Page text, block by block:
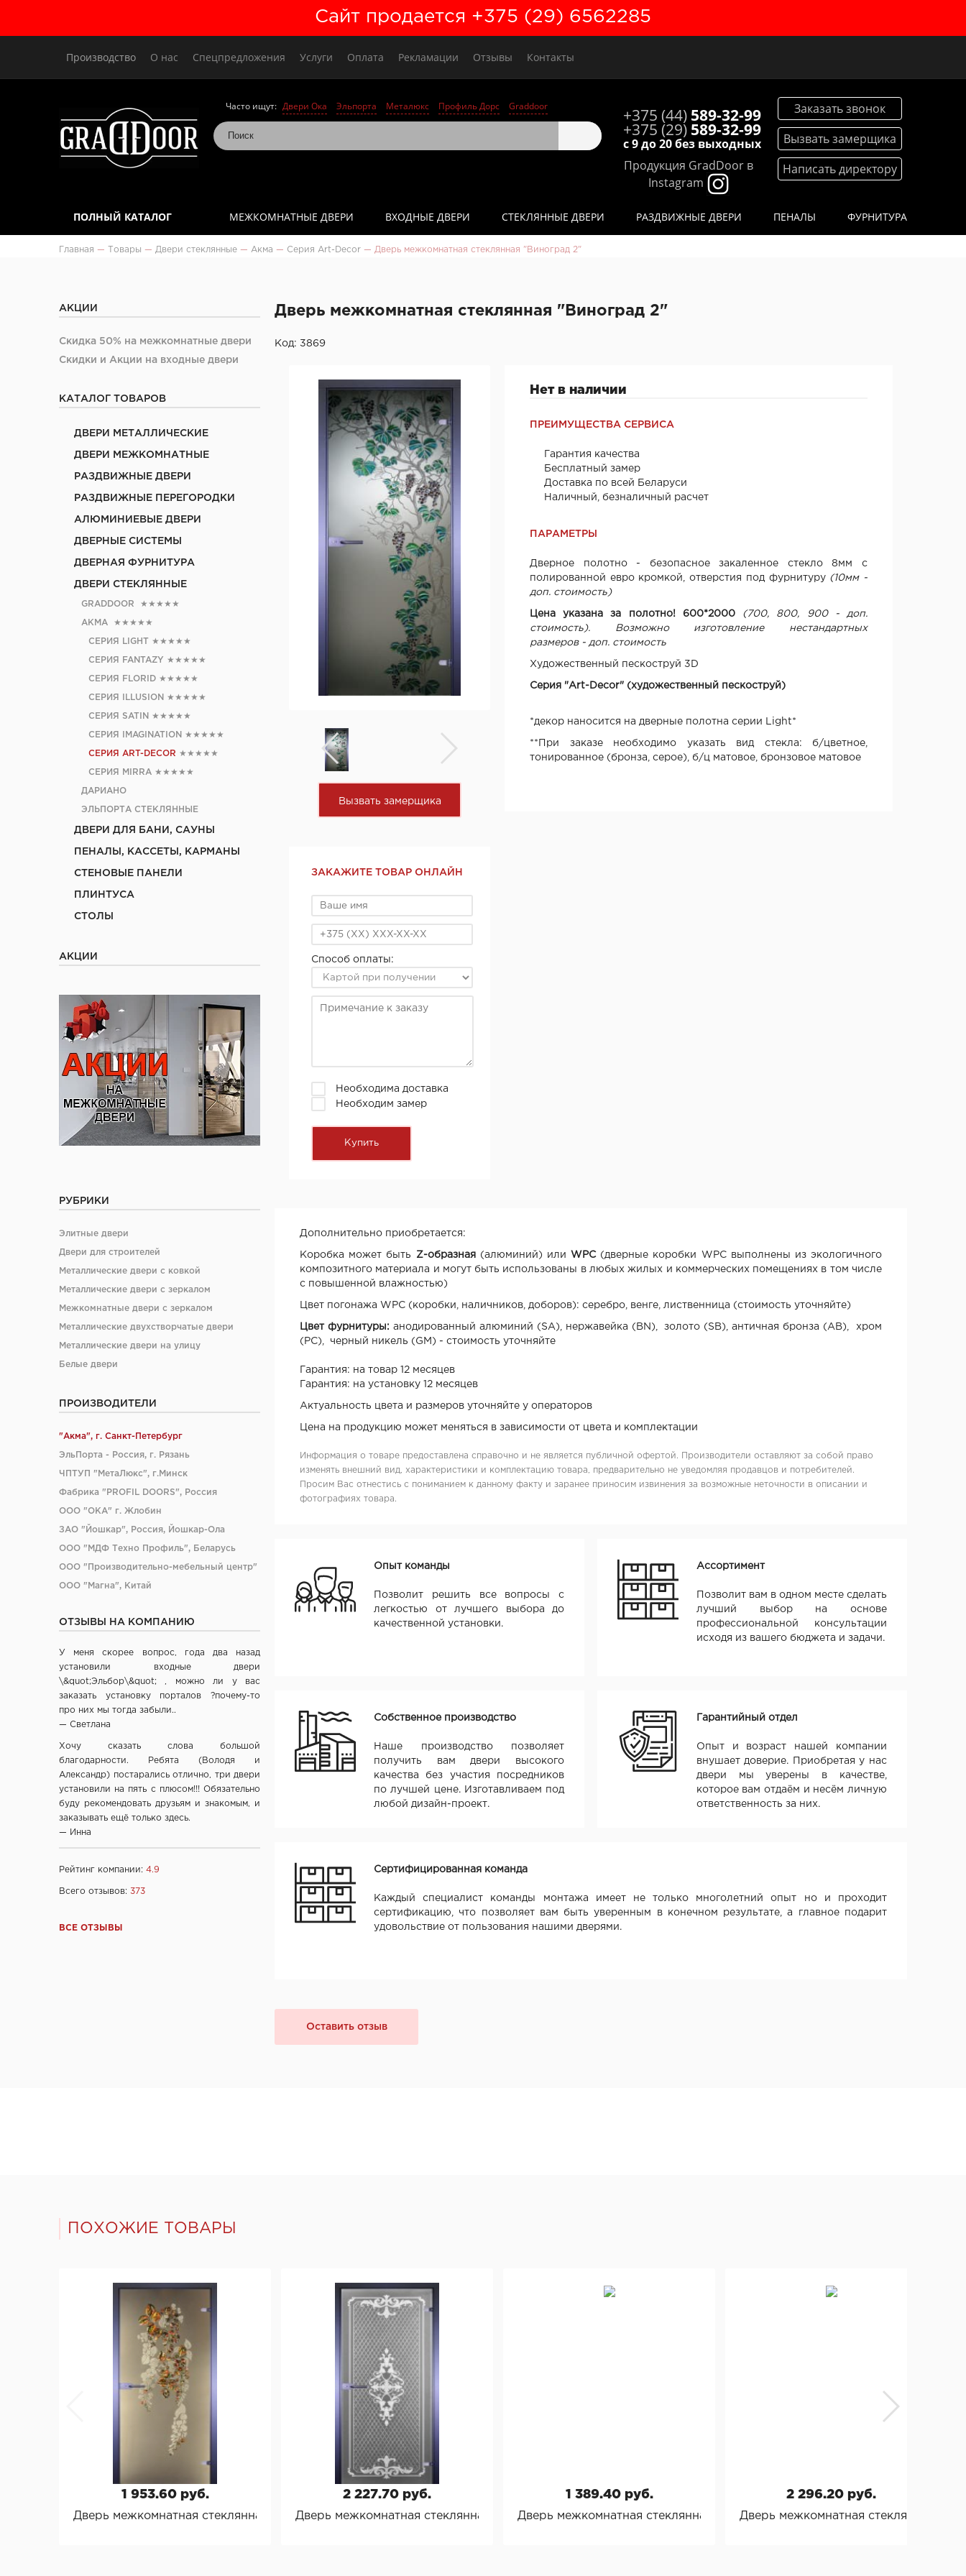
Сайт продается +375 (29) 6562285
Производство О нас Спецпредложения Услуги Оплата Рекламации Отзывы Контакты
Заказать звонок
Вызвать замерщика
Написать директору
+375 (44) 589-32-99
+375 (29) 589-32-99
с 9 до 20 без выходных
Продукция GradDoor в
Instagram
Часто ищут: Двери Ока Эльпорта Металюкс Профиль Дорс Graddoor
ПОЛНЫЙ КАТАЛОГ МЕЖКОМНАТНЫЕ ДВЕРИ ВХОДНЫЕ ДВЕРИ СТЕКЛЯННЫЕ ДВЕРИ РАЗДВИЖНЫЕ ДВЕРИ ПЕНАЛЫ ФУРНИТУРА
Главная — Товары — Двери стеклянные — Акма — Серия Art-Deсor — Дверь межкомнатная стеклянная "Виноград 2"
АКЦИИ
Скидка 50% на межкомнатные двери
Скидки и Акции на входные двери
КАТАЛОГ ТОВАРОВ
ДВЕРИ МЕТАЛЛИЧЕСКИЕ
ДВЕРИ МЕЖКОМНАТНЫЕ
РАЗДВИЖНЫЕ ДВЕРИ
РАЗДВИЖНЫЕ ПЕРЕГОРОДКИ
АЛЮМИНИЕВЫЕ ДВЕРИ
ДВЕРНЫЕ СИСТЕМЫ
ДВЕРНАЯ ФУРНИТУРА
ДВЕРИ СТЕКЛЯННЫЕ
GRADDOOR ★★★★★
АКМА ★★★★★
СЕРИЯ LIGHT ★★★★★
СЕРИЯ FANTAZY ★★★★★
СЕРИЯ FLORID ★★★★★
СЕРИЯ ILLUSION ★★★★★
СЕРИЯ SATIN ★★★★★
СЕРИЯ IMAGINATION ★★★★★
СЕРИЯ ART-DEСOR ★★★★★
СЕРИЯ MIRRA ★★★★★
ДАРИАНО
ЭЛЬПОРТА СТЕКЛЯННЫЕ
ДВЕРИ ДЛЯ БАНИ, САУНЫ
ПЕНАЛЫ, КАССЕТЫ, КАРМАНЫ
СТЕНОВЫЕ ПАНЕЛИ
ПЛИНТУСА
СТОЛЫ
АКЦИИ
РУБРИКИ
Элитные двери
Двери для строителей
Металлические двери с ковкой
Металлические двери с зеркалом
Межкомнатные двери с зеркалом
Металлические двухстворчатые двери
Металлические двери на улицу
Белые двери
ПРОИЗВОДИТЕЛИ
"Акма", г. Санкт-Петербург
ЭльПорта - Россия, г. Рязань
ЧПТУП "МетаЛюкс", г.Минск
Фабрика "PROFIL DOORS", Россия
ООО "ОКА" г. Жлобин
ЗАО "Йошкар", Россия, Йошкар-Ола
ООО "МДФ Техно Профиль", Беларусь
ООО "Производительно-мебельный центр"
ООО "Магна", Китай
ООО "Алюмдор" г. Минск
ОДО "Древпром", г. Витебск
Verda ЗАО "ПО Одинцово", г. Москва
ОАО "Стройдетали" г. Вилейка
ООО "Прима Порта", Минск
СООО Исток- Инвест, г. Минск
ОДО "ВИСТ", г. Молодечно
ЧТУП "Ньюдор", г. Минск
ОДО «Беллесизделие», г. Минск
Компания "Веллдорис", г. Санкт-Петербург
ООО "Белая речка", Заславль, Беларусь
Фабрика дверей «Румакс», Россия
ООО "VIVALDI", Польша
ООО "LOCKIT", Китай
ООО "Эмалит", г. Калуга
Фабрика дверей "КРОНА"
"СТРОЙМИР", Беларусь, г.Минск
ООО «КосвиПромСталь», Беларусь
"Fellini", Беларусь
MORELLI, Италия, Флоренция
RUCETTI, Италия
ОТЗЫВЫ НА КОМПАНИЮ
У меня скорее вопрос, года два назад
установили входные двери
\&quot;Эльбор\&quot; , можно ли у вас
заказать установку порталов ?почему-то
про них мы тогда забыли..
— Светлана
Хочу сказать слова большой
благодарности. Ребята (Володя и
Александр) постарались отлично, три двери
установили на пять с плюсом!!! Обязательно
буду рекомендовать друзьям и знакомым, и
заказывать ещё только здесь.
— Инна
Рейтинг компании: 4.9
Всего отзывов: 373
ВСЕ ОТЗЫВЫ
Дверь межкомнатная стеклянная "Виноград 2"
Код: 3869
Вызвать замерщика
ЗАКАЖИТЕ ТОВАР ОНЛАЙН
Способ оплаты:
Необходима доставка
Необходим замер
Нет в наличии
ПРЕИМУЩЕСТВА СЕРВИСА
Гарантия качества
Бесплатный замер
Доставка по всей Беларуси
Наличный, безналичный расчет
ПАРАМЕТРЫ
Дверное полотно - безопасное закаленное стекло 8мм с
полированной евро кромкой, отверстия под фурнитуру (10мм -
доп. стоимость)
Цена указана за полотно! 600*2000 (700, 800, 900 - доп.
стоимость). Возможно изготовление нестандартных
размеров - доп. стоимость
Художественный пескоструй 3D
Серия "Art-Deсor" (художественный пескоструй)
*декор наносится на дверные полотна серии Light*
**При заказе необходимо указать вид стекла: б/цветное,
тонированное (бронза, серое), б/ц матовое, бронзовое матовое
Дополнительно приобретается:
Коробка может быть Z-образная(алюминий) или WPC(дверные коробки WPC выполнены из экологичного
композитного материала и могут быть использованы в любых жилых и коммерческих помещениях в том числе
с повышенной влажностью)
Цвет погонажа WPC (коробки, наличников, доборов): серебро, венге, лиственница (стоимость уточняйте)
Цвет фурнитуры: анодированный алюминий (SA), нержавейка (BN), золото (SB), античная бронза (AB), хром
(PC), черный никель (GM) - стоимость уточняйте
Гарантия: на товар 12 месяцев
Гарантия: на установку 12 месяцев
Актуальность цвета и размеров уточняйте у операторов
Цена на продукцию может меняться в зависимости от цвета и комплектации
Информация о товаре предоставлена справочно и не является публичной офертой. Производители оставляют за собой право
изменять внешний вид, характеристики и комплектацию товара, предварительно не уведомляя продавцов и потребителей.
Просим Вас отнестись с пониманием к данному факту и заранее приносим извинения за возможные неточности в описании и
фотографиях товара.
Опыт команды
Позволит решить все вопросы с
легкостью от лучшего выбора до
качественной установки.
Ассортимент
Позволит вам в одном месте сделать
лучший выбор на основе
профессиональной консультации
исходя из вашего бюджета и задачи.
Собственное производство
Наше производство позволяет
получить вам двери высокого
качества без участия посредников
по лучшей цене. Изготавливаем под
любой дизайн-проект.
Гарантийный отдел
Опыт и возраст нашей компании
внушает доверие. Приобретая у нас
двери мы уверены в качестве,
которое вам отдаём и несём личную
ответственность за них.
Сертифицированная команда
Каждый специалист команды монтажа имеет не только многолетний опыт но и проходит
сертификацию, что позволяет вам быть уверенным в конечном результате, а главное подарит
удовольствие от пользования нашими дверями.
Оставить отзыв
ПОХОЖИЕ ТОВАРЫ
1 953.60 руб.
Дверь межкомнатная стеклянная "Глициния"
2 227.70 руб.
Дверь межкомнатная стеклянная "Классика 12"
1 389.40 руб.
Дверь межкомнатная стеклянная "Классика 3"
2 296.20 руб.
Дверь межкомнатная стеклянная